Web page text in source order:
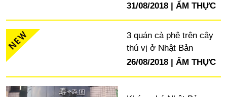
31/08/2018
ẨM THỰC
3 quán cà phê trên cây
thú vị ở Nhật Bản
26/08/2018
ẨM THỰC